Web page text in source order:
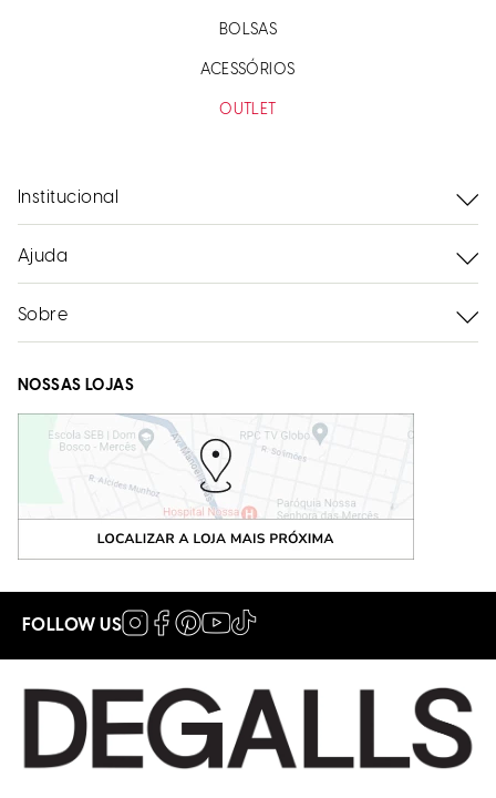
BOLSAS
ACESSÓRIOS
OUTLET
Institucional
Ajuda
Sobre
NOSSAS LOJAS
FOLLOW US